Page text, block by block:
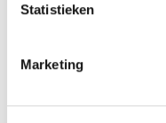
Statistieken
Marketing